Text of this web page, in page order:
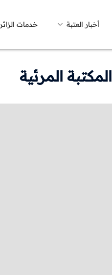
أخبار العتبة خدمات الزائر
المكتبة المرئية